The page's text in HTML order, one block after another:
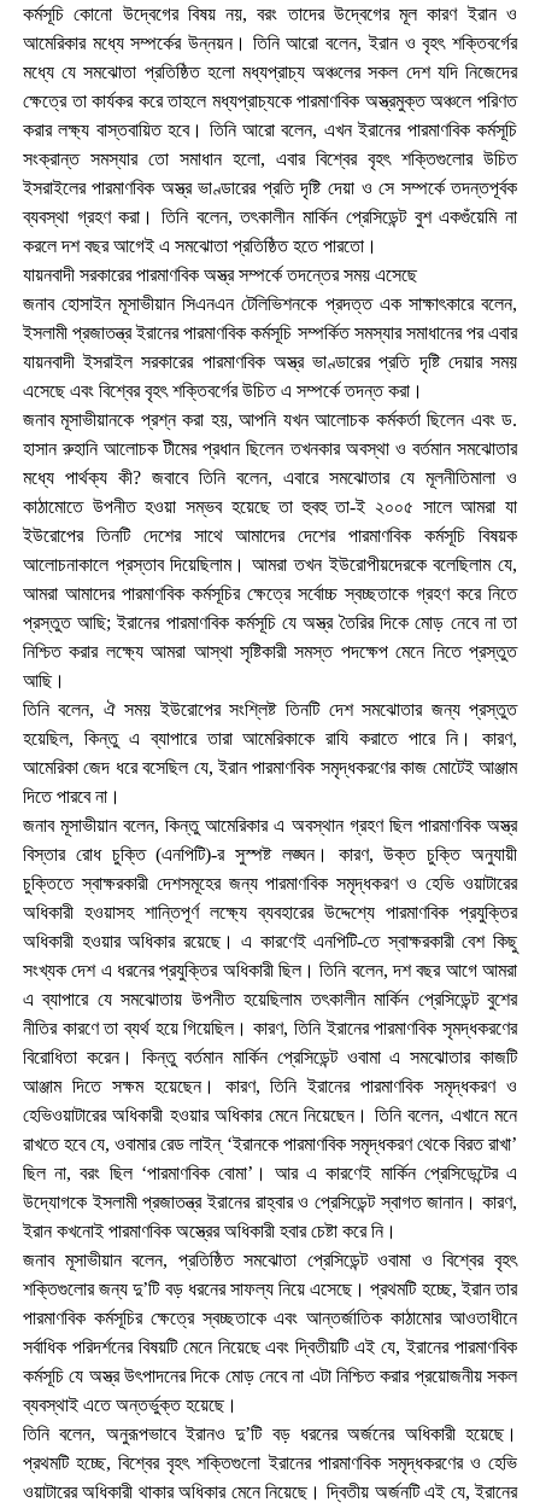
কর্মসূচি কোনো উদ্বেগের বিষয় নয়, বরং তাদের উদ্বেগের মূল কারণ ইরান ও
আমেরিকার মধ্যে সম্পর্কের উন্নয়ন। তিনি আরো বলেন, ইরান ও বৃহৎ শক্তিবর্গের
মধ্যে যে সমঝোতা প্রতিষ্ঠিত হলো মধ্যপ্রাচ্য অঞ্চলের সকল দেশ যদি নিজেদের
ক্ষেত্রে তা কার্যকর করে তাহলে মধ্যপ্রাচ্যকে পারমাণবিক অস্ত্রমুক্ত অঞ্চলে পরিণত
করার লক্ষ্য বাস্তবায়িত হবে। তিনি আরো বলেন, এখন ইরানের পারমাণবিক কর্মসূচি
সংক্রান্ত সমস্যার তো সমাধান হলো, এবার বিশ্বের বৃহৎ শক্তিগুলোর উচিত
ইসরাইলের পারমাণবিক অস্ত্র ভাণ্ডারের প্রতি দৃষ্টি দেয়া ও সে সম্পর্কে তদন্তপূর্বক
ব্যবস্থা গ্রহণ করা। তিনি বলেন, তৎকালীন মার্কিন প্রেসিডেন্ট বুশ একগুঁয়েমি না
করলে দশ বছর আগেই এ সমঝোতা প্রতিষ্ঠিত হতে পারতো।
যায়নবাদী সরকারের পারমাণবিক অস্ত্র সম্পর্কে তদন্তের সময় এসেছে
জনাব হোসাইন মূসাভীয়ান সিএনএন টেলিভিশনকে প্রদত্ত এক সাক্ষাৎকারে বলেন,
ইসলামী প্রজাতন্ত্র ইরানের পারমাণবিক কর্মসূচি সম্পর্কিত সমস্যার সমাধানের পর এবার
যায়নবাদী ইসরাইল সরকারের পারমাণবিক অস্ত্র ভাণ্ডারের প্রতি দৃষ্টি দেয়ার সময়
এসেছে এবং বিশ্বের বৃহৎ শক্তিবর্গের উচিত এ সম্পর্কে তদন্ত করা।
জনাব মূসাভীয়ানকে প্রশ্ন করা হয়, আপনি যখন আলোচক কর্মকর্তা ছিলেন এবং ড.
হাসান রুহানি আলোচক টীমের প্রধান ছিলেন তখনকার অবস্থা ও বর্তমান সমঝোতার
মধ্যে পার্থক্য কী? জবাবে তিনি বলেন, এবারে সমঝোতার যে মূলনীতিমালা ও
কাঠামোতে উপনীত হওয়া সম্ভব হয়েছে তা হুবহু তা-ই ২০০৫ সালে আমরা যা
ইউরোপের তিনটি দেশের সাথে আমাদের দেশের পারমাণবিক কর্মসূচি বিষয়ক
আলোচনাকালে প্রস্তাব দিয়েছিলাম। আমরা তখন ইউরোপীয়দেরকে বলেছিলাম যে,
আমরা আমাদের পারমাণবিক কর্মসূচির ক্ষেত্রে সর্বোচ্চ স্বচ্ছতাকে গ্রহণ করে নিতে
প্রস্তুত আছি; ইরানের পারমাণবিক কর্মসূচি যে অস্ত্র তৈরির দিকে মোড় নেবে না তা
নিশ্চিত করার লক্ষ্যে আমরা আস্থা সৃষ্টিকারী সমস্ত পদক্ষেপ মেনে নিতে প্রস্তুত
আছি।
তিনি বলেন, ঐ সময় ইউরোপের সংশ্লিষ্ট তিনটি দেশ সমঝোতার জন্য প্রস্তুত
হয়েছিল, কিন্তু এ ব্যাপারে তারা আমেরিকাকে রাযি করাতে পারে নি। কারণ,
আমেরিকা জেদ ধরে বসেছিল যে, ইরান পারমাণবিক সমৃদ্ধকরণের কাজ মোটেই আঞ্জাম
দিতে পারবে না।
জনাব মূসাভীয়ান বলেন, কিন্তু আমেরিকার এ অবস্থান গ্রহণ ছিল পারমাণবিক অস্ত্র
বিস্তার রোধ চুক্তি (এনপিটি)-র সুস্পষ্ট লঙ্ঘন। কারণ, উক্ত চুক্তি অনুযায়ী
চুক্তিতে স্বাক্ষরকারী দেশসমূহের জন্য পারমাণবিক সমৃদ্ধকরণ ও হেভি ওয়াটারের
অধিকারী হওয়াসহ শান্তিপূর্ণ লক্ষ্যে ব্যবহারের উদ্দেশ্যে পারমাণবিক প্রযুক্তির
অধিকারী হওয়ার অধিকার রয়েছে। এ কারণেই এনপিটি-তে স্বাক্ষরকারী বেশ কিছু
সংখ্যক দেশ এ ধরনের প্রযুক্তির অধিকারী ছিল। তিনি বলেন, দশ বছর আগে আমরা
এ ব্যাপারে যে সমঝোতায় উপনীত হয়েছিলাম তৎকালীন মার্কিন প্রেসিডেন্ট বুশের
নীতির কারণে তা ব্যর্থ হয়ে গিয়েছিল। কারণ, তিনি ইরানের পারমাণবিক সৃমদ্ধকরণের
বিরোধিতা করেন। কিন্তু বর্তমান মার্কিন প্রেসিডেন্ট ওবামা এ সমঝোতার কাজটি
আঞ্জাম দিতে সক্ষম হয়েছেন। কারণ, তিনি ইরানের পারমাণবিক সমৃদ্ধকরণ ও
হেভিওয়াটারের অধিকারী হওয়ার অধিকার মেনে নিয়েছেন। তিনি বলেন, এখানে মনে
রাখতে হবে যে, ওবামার রেড লাইন্ ‘ইরানকে পারমাণবিক সমৃদ্ধকরণ থেকে বিরত রাখা’
ছিল না, বরং ছিল ‘পারমাণবিক বোমা’। আর এ কারণেই মার্কিন প্রেসিডেন্টের এ
উদ্যোগকে ইসলামী প্রজাতন্ত্র ইরানের রাহ্বার ও প্রেসিডেন্ট স্বাগত জানান। কারণ,
ইরান কখনোই পারমাণবিক অস্ত্রের অধিকারী হবার চেষ্টা করে নি।
জনাব মূসাভীয়ান বলেন, প্রতিষ্ঠিত সমঝোতা প্রেসিডেন্ট ওবামা ও বিশ্বের বৃহৎ
শক্তিগুলোর জন্য দু’টি বড় ধরনের সাফল্য নিয়ে এসেছে। প্রথমটি হচ্ছে, ইরান তার
পারমাণবিক কর্মসূচির ক্ষেত্রে স্বচ্ছতাকে এবং আন্তর্জাতিক কাঠামোর আওতাধীনে
সর্বাধিক পরিদর্শনের বিষয়টি মেনে নিয়েছে এবং দ্বিতীয়টি এই যে, ইরানের পারমাণবিক
কর্মসূচি যে অস্ত্র উৎপাদনের দিকে মোড় নেবে না এটা নিশ্চিত করার প্রয়োজনীয় সকল
ব্যবস্থাই এতে অন্তর্ভুক্ত হয়েছে।
তিনি বলেন, অনুরূপভাবে ইরানও দু’টি বড় ধরনের অর্জনের অধিকারী হয়েছে।
প্রথমটি হচ্ছে, বিশ্বের বৃহৎ শক্তিগুলো ইরানের পারমাণবিক সমৃদ্ধকরণের ও হেভি
ওয়াটারের অধিকারী থাকার অধিকার মেনে নিয়েছে। দ্বিতীয় অর্জনটি এই যে, ইরানের